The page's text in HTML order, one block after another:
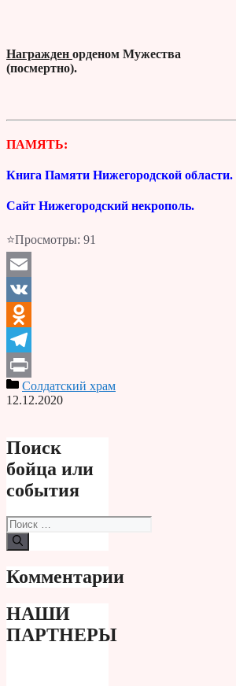
Награжден орденом Мужества
(посмертно).
ПАМЯТЬ:
Книга Памяти Нижегородской области.
Сайт Нижегородский некрополь.
⭐Просмотры: 91
Email
VK
Odnoklassniki
Telegram
PrintСолдатский храм
12.12.2020
Поиск
бойца или
события
Поиск:
Комментарии
НАШИ
ПАРТНЕРЫ